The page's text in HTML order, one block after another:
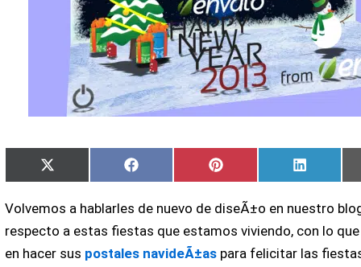
Compartir
en
X
(Twitter)
Compartir
en
Facebook
Compartir
en
Pinterest
en
LinkedIn
Volvemos a hablarles de nuevo de diseÃ±o en nuestro
respecto a estas fiestas que estamos viviendo, con lo
en hacer sus postales navideÃ±as para felicitar las